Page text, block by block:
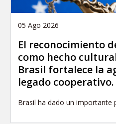
05 Ago 2026
El reconocimiento
como hecho
Brasil fortalece la
legado cooperativo.
Brasil ha dado un importante